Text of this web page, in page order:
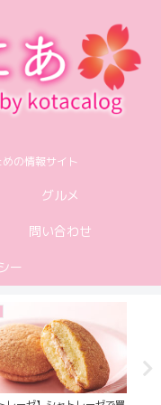
の情報サイト
グルメ
問い合わせ
ー